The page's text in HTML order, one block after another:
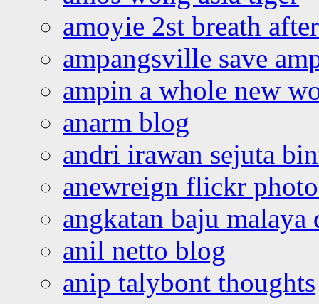
amoyie 2st breath
ampangsville save
ampin a whole new
anarm blog
andri irawan sejuta
anewreign flickr
angkatan baju malaya
anil netto blog
anip talybont thoughts